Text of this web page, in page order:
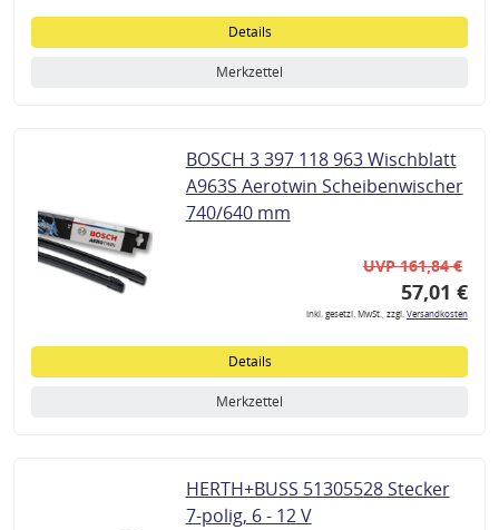
Details
Merkzettel
BOSCH 3 397 118 963 Wischblatt
A963S Aerotwin Scheibenwischer
740/640 mm
UVP 161,84 €
57,01 €
inkl. gesetzl. MwSt., zzgl.Versandkosten
Details
Merkzettel
HERTH+BUSS 51305528 Stecker
7-polig, 6 - 12 V